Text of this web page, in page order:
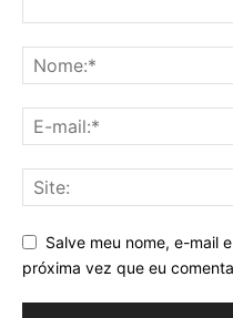
Salve meu nome, e-mail
próxima vez que eu